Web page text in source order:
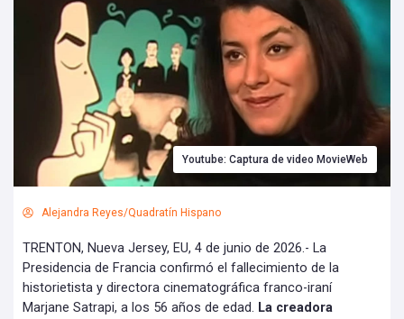
Youtube: Captura de video MovieWeb
Alejandra Reyes/Quadratín Hispano
TRENTON, Nueva Jersey, EU, 4 de junio de 2026.- La
Presidencia de Francia confirmó el fallecimiento de la
historietista y directora cinematográfica franco-iraní
Marjane Satrapi, a los 56 años de edad. La creadora